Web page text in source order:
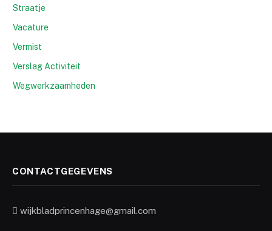
Straatje
Vacature
Vermist
Verslag Activiteit
Wegwerkzaamheden
CONTACTGEGEVENS
wijkbladprincenhage@gmail.com